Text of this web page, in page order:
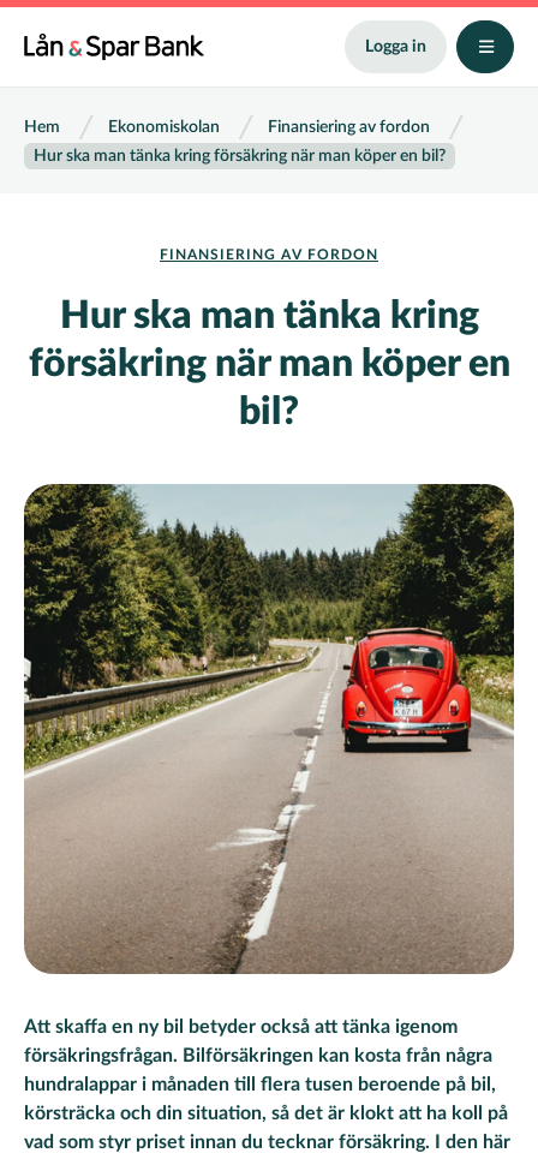
Hoppa
Logga in
Länkstig
Hem Ekonomiskolan
Finansiering av fordon
Hur ska man tänka kring försäkring när man köper en bil?
FINANSIERING AV FORDON
Hur ska man tänka kring
försäkring när man köper en
bil?
Att skaffa en ny bil betyder också att tänka igenom
försäkringsfrågan. Bilförsäkringen kan kosta från några
hundralappar i månaden till flera tusen beroende på bil,
körsträcka och din situation, så det är klokt att ha koll på
vad som styr priset innan du tecknar försäkring. I den här